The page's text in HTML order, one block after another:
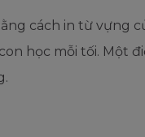
cách in từ vựng
học mỗi tối. Một